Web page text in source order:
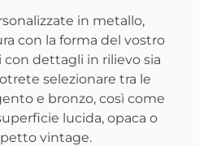
in metallo,
con la forma del vostro
dettagli in rilievo sia
selezionare tra le
e bronzo, così come
lucida, opaca o
vintage.